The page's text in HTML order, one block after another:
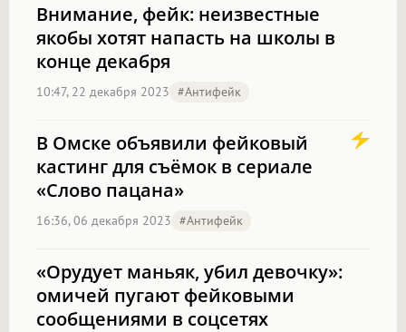
Внимание, фейк: неизвестные
якобы хотят напасть на школы в
конце декабря
10:47, 22 декабря 2023 #антифейк
В Омске объявили фейковый
кастинг для съёмок в сериале
«Слово пацана»
16:36, 06 декабря 2023 #антифейк
«Орудует маньяк, убил девочку»:
омичей пугают фейковыми
сообщениями в соцсетях